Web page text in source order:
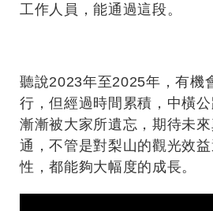
工作人員，能通過這段。
聽說2023年至2025年，有機
行，但經過時間累積，中橫
漸漸被大家所遺忘，期待未
通，不管是對梨山的觀光效
性，都能夠大幅度的成長。